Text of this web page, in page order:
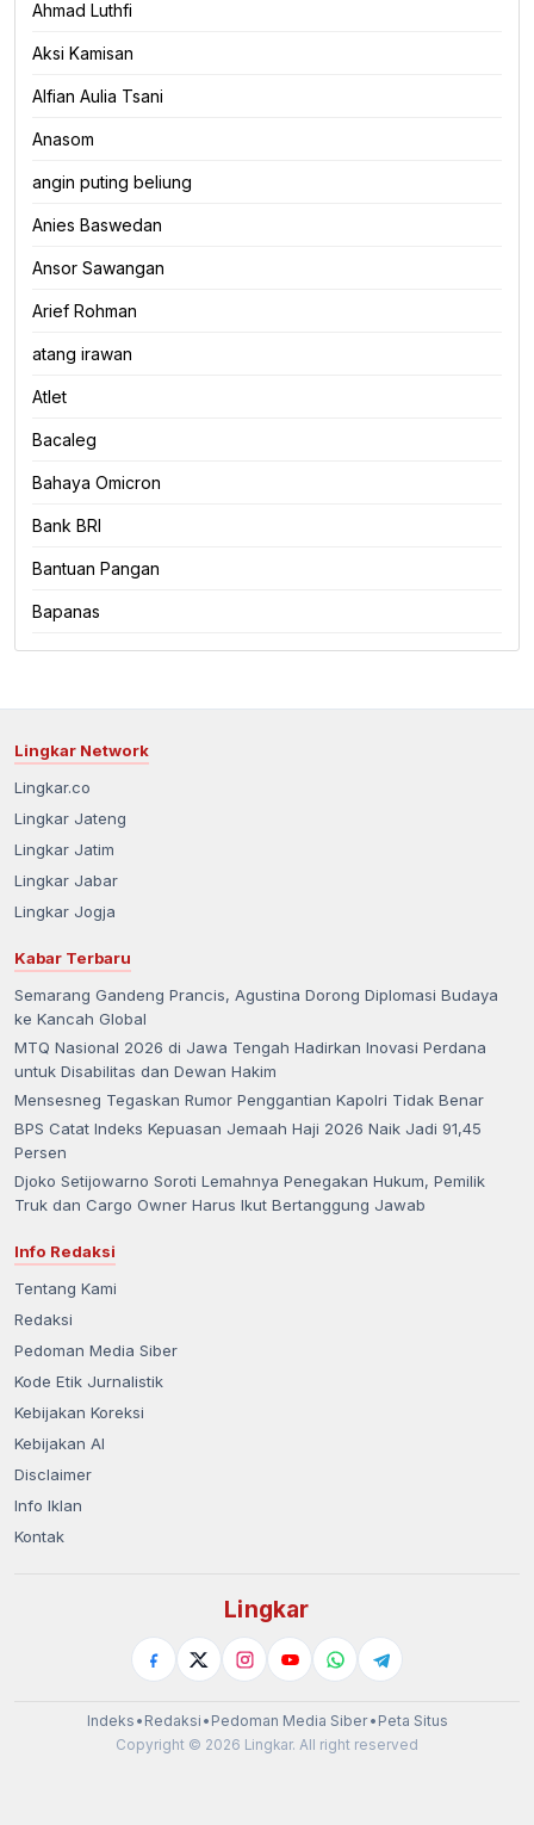
Ahmad Luthfi
Aksi Kamisan
Alfian Aulia Tsani
Anasom
angin puting beliung
Anies Baswedan
Ansor Sawangan
Arief Rohman
atang irawan
Atlet
Bacaleg
Bahaya Omicron
Bank BRI
Bantuan Pangan
Bapanas
Lingkar Network
Lingkar.co
Lingkar Jateng
Lingkar Jatim
Lingkar Jabar
Lingkar Jogja
Kabar Terbaru
Semarang Gandeng Prancis, Agustina Dorong Diplomasi Budaya
ke Kancah Global
MTQ Nasional 2026 di Jawa Tengah Hadirkan Inovasi Perdana
untuk Disabilitas dan Dewan Hakim
Mensesneg Tegaskan Rumor Penggantian Kapolri Tidak Benar
BPS Catat Indeks Kepuasan Jemaah Haji 2026 Naik Jadi 91,45
Persen
Djoko Setijowarno Soroti Lemahnya Penegakan Hukum, Pemilik
Truk dan Cargo Owner Harus Ikut Bertanggung Jawab
Info Redaksi
Tentang Kami
Redaksi
Pedoman Media Siber
Kode Etik Jurnalistik
Kebijakan Koreksi
Kebijakan AI
Disclaimer
Info Iklan
Kontak
Lingkar
Indeks • Redaksi • Pedoman Media Siber• Peta Situs
Copyright © 2026 Lingkar. All right reserved